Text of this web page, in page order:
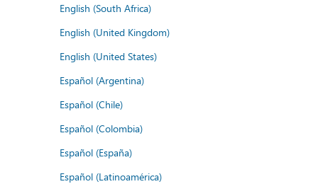
English (South Africa)
English (United Kingdom)
English (United States)
Español (Argentina)
Español (Chile)
Español (Colombia)
Español (España)
Español (Latinoamérica)